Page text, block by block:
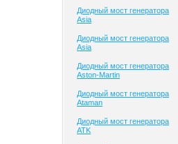
Диодный мост генератора
Asia
Диодный мост генератора
Asia
Диодный мост генератора
Aston-Martin
Диодный мост генератора
Ataman
Диодный мост генератора
ATK